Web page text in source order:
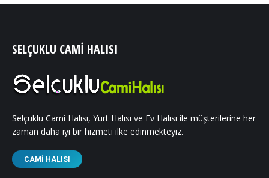
SELÇUKLU CAMI HALISI
Selçuklu Cami Halısı, Yurt Halısı ve Ev Halısı ile müşterilerine her
zaman daha iyi bir hizmeti ilke edinmekteyiz.
CAMI HALISI